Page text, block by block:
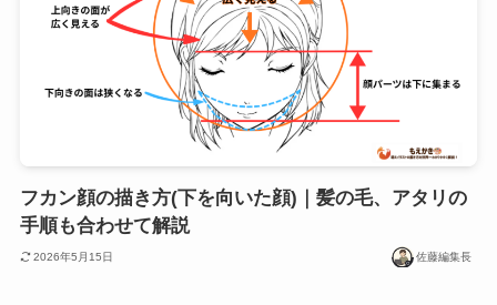
フカン顔の描き方(下を向いた顔)｜髪の毛、アタリの
手順も合わせて解説
2026年5月15日 佐藤編集長